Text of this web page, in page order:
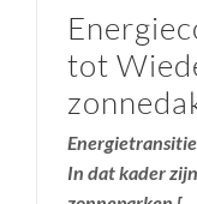
tot
In dat kader